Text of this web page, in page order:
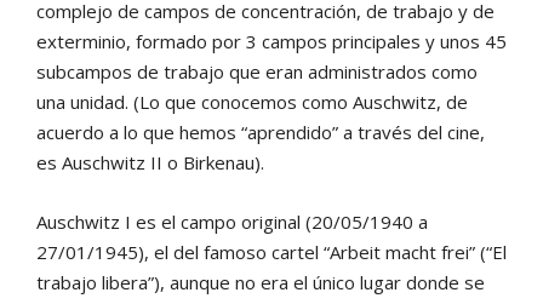
complejo de campos de concentración, de trabajo y de
exterminio, formado por 3 campos principales y unos 45
subcampos de trabajo que eran administrados como
una unidad. (Lo que conocemos como Auschwitz, de
acuerdo a lo que hemos “aprendido” a través del cine,
es Auschwitz II o Birkenau).
Auschwitz I es el campo original (20/05/1940 a
27/01/1945), el del famoso cartel “Arbeit macht frei” (“El
trabajo libera”), aunque no era el único lugar donde se